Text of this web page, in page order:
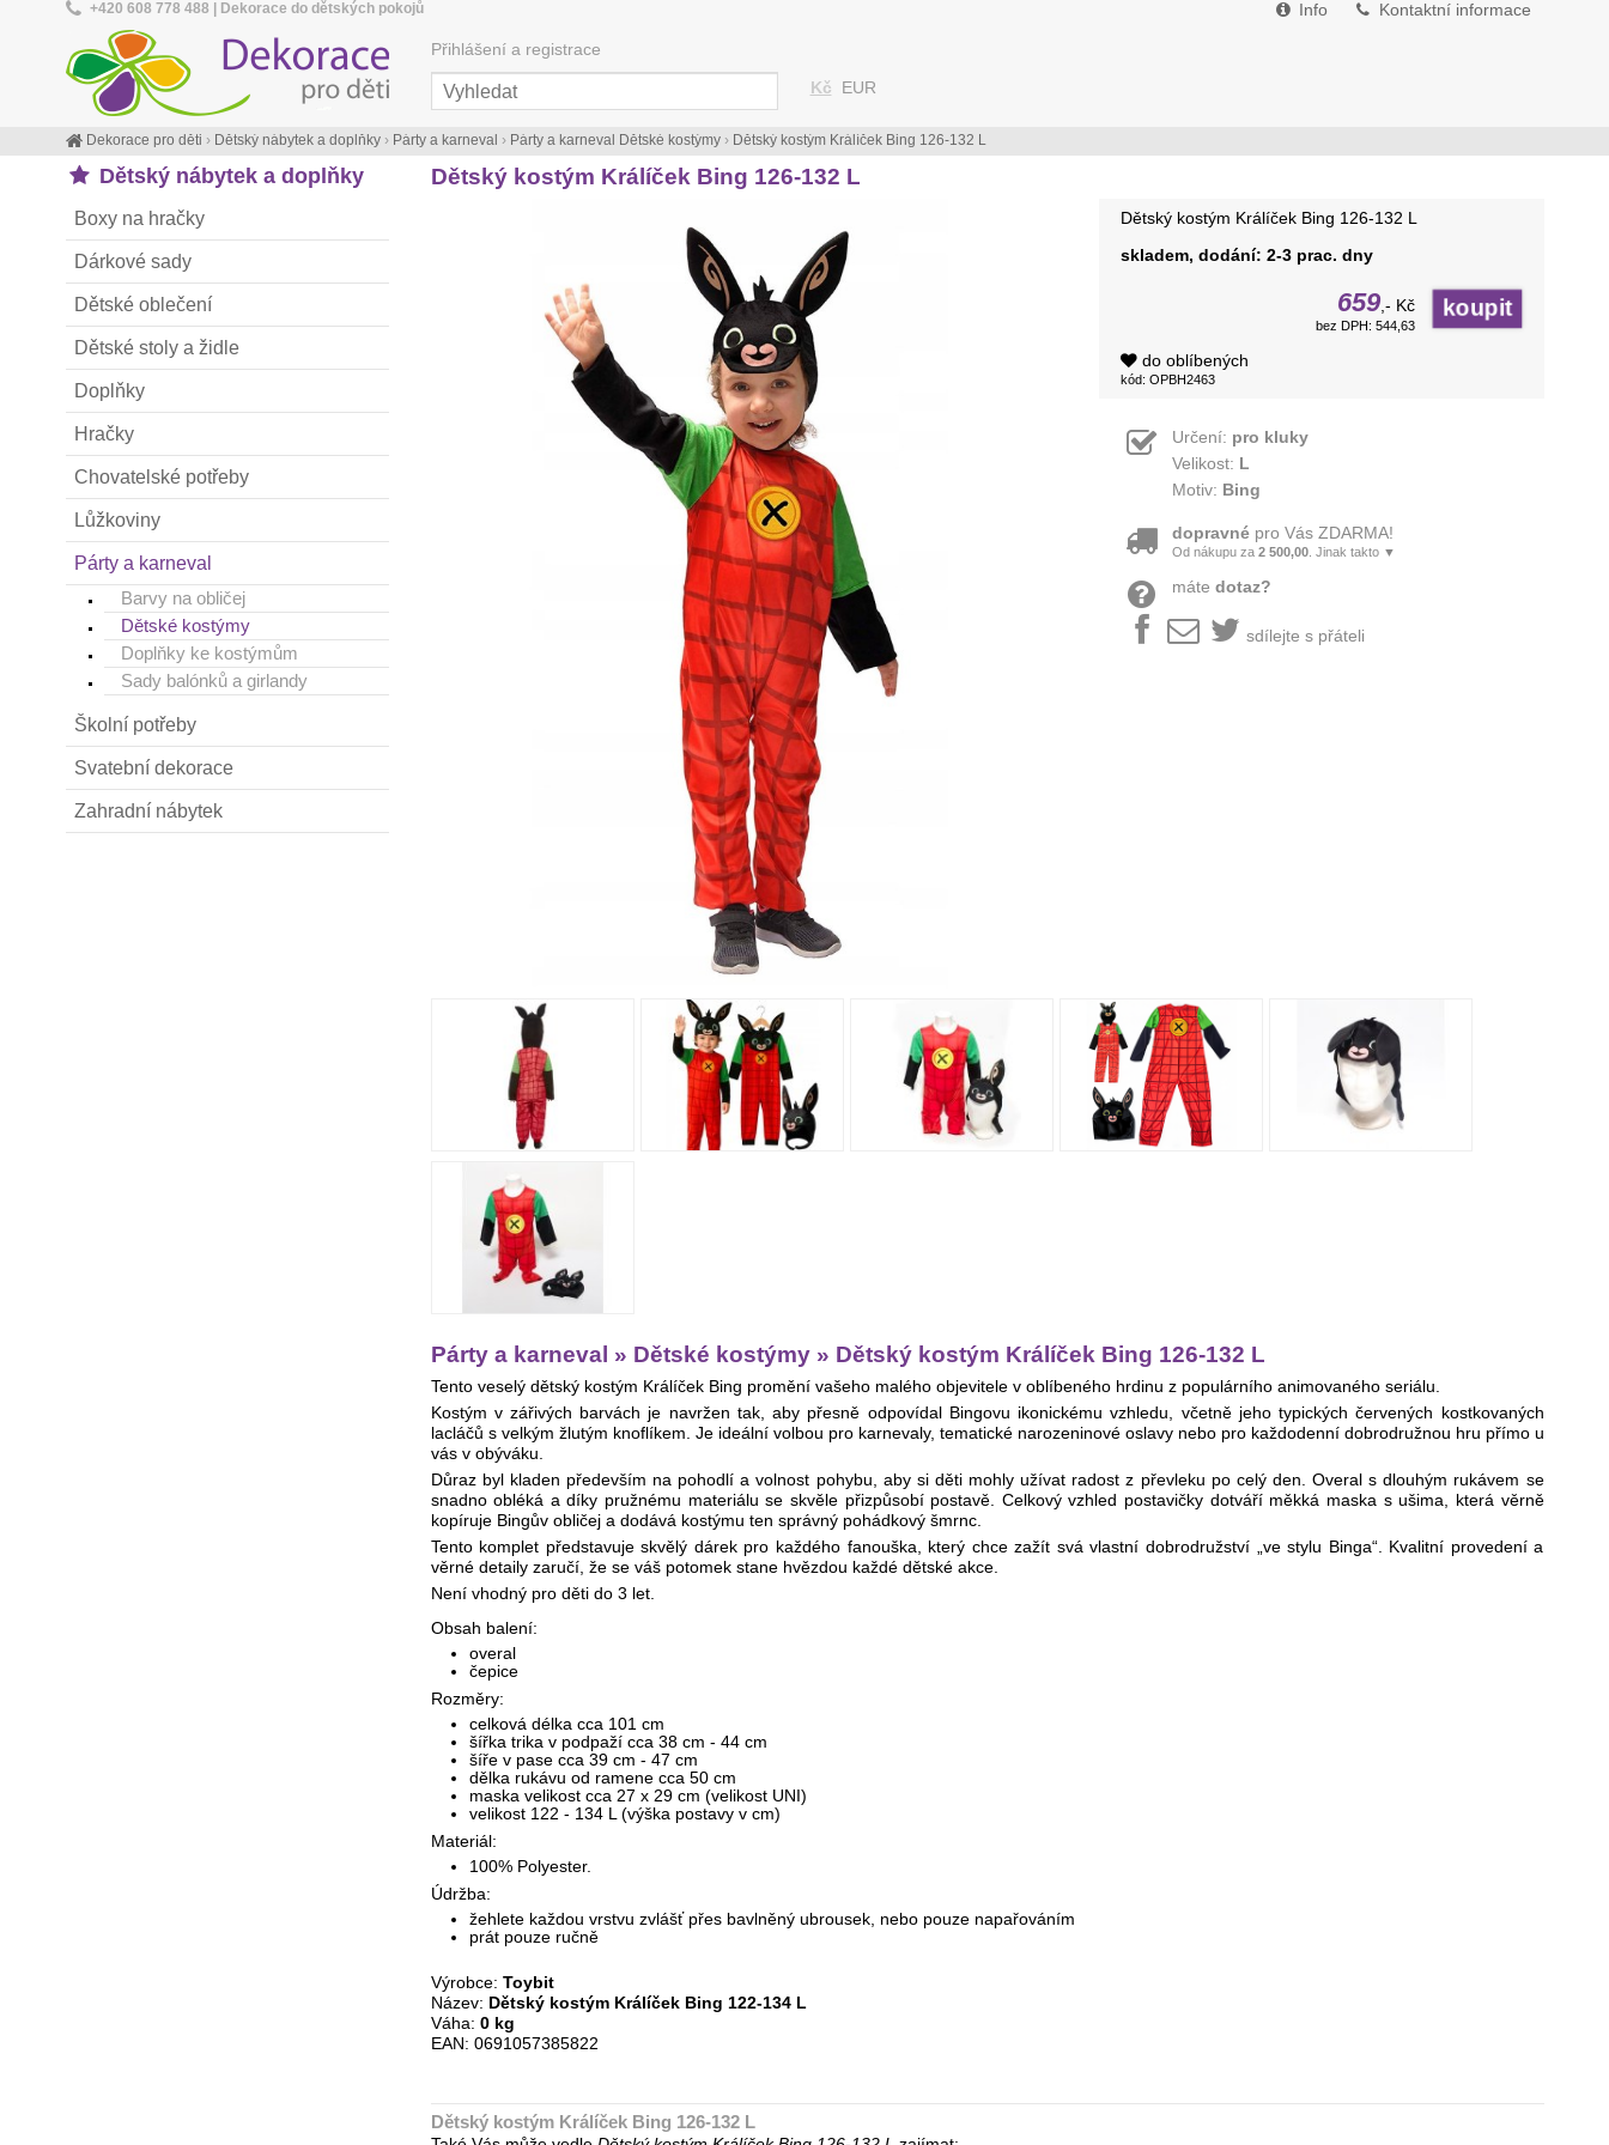
Dětský kostým Králíček Bing 126-132 L
Dětský kostým Králíček Bing 126-132 L
skladem, dodání: 2-3 prac. dny
659,- Kč
bez DPH: 544,63
do oblíbených
kód: OPBH2463
Určení: pro kluky
Velikost: L
Motiv: Bing
dopravné pro Vás ZDARMA!
Od nákupu za2 500,00 . Jinak takto ▼
mátedotaz?
sdílejte s přáteli
Párty a karneval » Dětské kostýmy » Dětský kostým Králíček Bing 126-132 L
Tento veselý dětský kostým Králíček Bing promění vašeho malého objevitele v oblíbeného hrdinu z populárního animovaného seriálu.
Kostým v zářivých barvách je navržen tak, aby přesně odpovídal Bingovu ikonickému vzhledu, včetně jeho typických červených kostkovaných
lacláčů s velkým žlutým knoflíkem. Je ideální volbou pro karnevaly, tematické narozeninové oslavy nebo pro každodenní dobrodružnou hru přímo u
vás v obýváku.
Důraz byl kladen především na pohodlí a volnost pohybu, aby si děti mohly užívat radost z převleku po celý den. Overal s dlouhým rukávem se
snadno obléká a díky pružnému materiálu se skvěle přizpůsobí postavě. Celkový vzhled postavičky dotváří měkká maska s ušima, která věrně
kopíruje Bingův obličej a dodává kostýmu ten správný pohádkový šmrnc.
Tento komplet představuje skvělý dárek pro každého fanouška, který chce zažít svá vlastní dobrodružství „ve stylu Binga“. Kvalitní provedení a
věrné detaily zaručí, že se váš potomek stane hvězdou každé dětské akce.
Není vhodný pro děti do 3 let.
Obsah balení:
overal
čepice
Rozměry:
celková délka cca 101 cm
šířka trika v podpaží cca 38 cm - 44 cm
šíře v pase cca 39 cm - 47 cm
dělka rukávu od ramene cca 50 cm
maska velikost cca 27 x 29 cm (velikost UNI)
velikost 122 - 134 L (výška postavy v cm)
Materiál:
100% Polyester.
Údržba:
žehlete každou vrstvu zvlášť přes bavlněný ubrousek, nebo pouze napařováním
prát pouze ručně
Výrobce: Toybit
Název: Dětský kostým Králíček Bing 122-134 L
Váha: 0 kg
EAN: 0691057385822
Dětský kostým Králíček Bing 126-132 L
Dětský nábytek a doplňky
Boxy na hračky
Dárkové sady
Dětské oblečení
Dětské stoly a židle
Doplňky
Hračky
Chovatelské potřeby
Lůžkoviny
Párty a karneval
Barvy na obličej
Dětské kostýmy
Doplňky ke kostýmům
Sady balónků a girlandy
Školní potřeby
Svatební dekorace
Zahradní nábytek
Info Kontaktní informace
Dekorace pro děti › Dětský nábytek a doplňky› Párty a karneval › Párty a karneval Dětské kostýmy› Dětský kostým Králíček Bing 126-132 L
+420 608 778 488 | Dekorace do dětských pokojů
Kč EUR
Přihlášení a registrace